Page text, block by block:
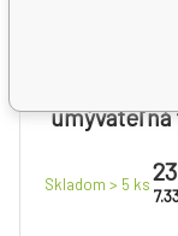
umývateľná
Skladom > 5 ks